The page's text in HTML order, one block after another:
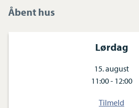
Lørdag
15. august
11:00 - 12:00
Tilmeld
Åbent hus